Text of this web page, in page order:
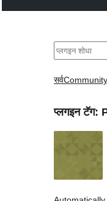
शोधा
सर्वCommunity
प्लगइन टॅग: